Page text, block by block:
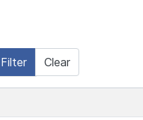
Filter Clear